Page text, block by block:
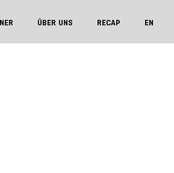
ÜBER UNS RECAP EN